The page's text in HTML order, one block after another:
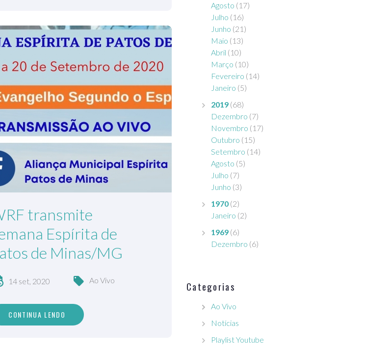
transmite
Espírita de
de Minas/MG
14 set, 2020 Ao Vivo
CONTINUA LENDO
Agosto (17)
Julho (16)
Junho (21)
Maio (13)
Abril (10)
Março (10)
Fevereiro (14)
Janeiro (5)
2019 (68)
Dezembro (7)
Novembro (17)
Outubro (15)
Setembro (14)
Agosto (5)
Julho (7)
Junho (3)
1970 (2)
Janeiro (2)
1969 (6)
Dezembro (6)
Categorias
Ao Vivo
Notícias
Playlist Youtube